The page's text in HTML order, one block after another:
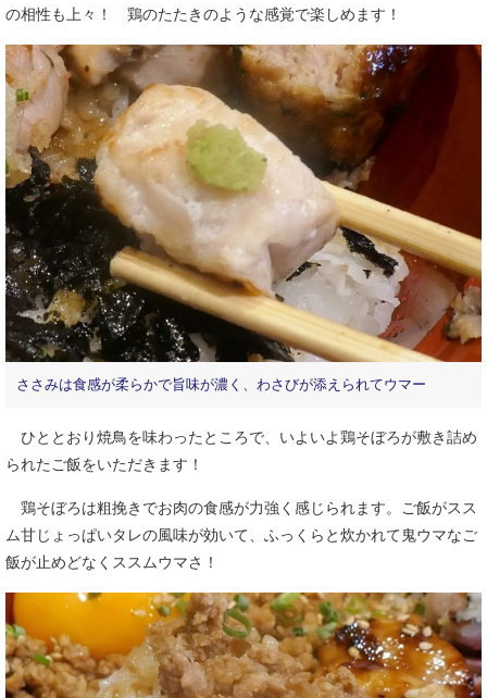
の相性も上々！ 鶏のたたきのような感覚で楽しめます！
ささみは食感が柔らかで旨味が濃く、わさびが添えられてウマー
ひととおり焼鳥を味わったところで、いよいよ鶏そぼろが敷き詰め
られたご飯をいただきます！
鶏そぼろは粗挽きでお肉の食感が力強く感じられます。ご飯がスス
ム甘じょっぱいタレの風味が効いて、ふっくらと炊かれて鬼ウマなご
飯が止めどなくススムウマさ！